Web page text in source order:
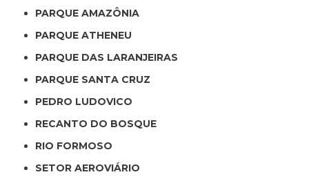
PARQUE AMAZÔNIA
PARQUE ATHENEU
PARQUE DAS LARANJEIRAS
PARQUE SANTA CRUZ
PEDRO LUDOVICO
RECANTO DO BOSQUE
RIO FORMOSO
SETOR AEROVIÁRIO